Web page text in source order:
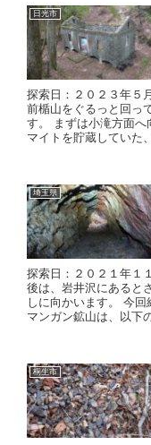
日光市
探索日：２０２３年５
前楯山をぐるっと回っ
す。 まずは小滝方面へ
マイトを貯蔵していた
埼玉県
探索日：２０２１年１
後は、岩井沢にあると
しに向かいます。 今
マンガン鉱山は、以下
桐生市